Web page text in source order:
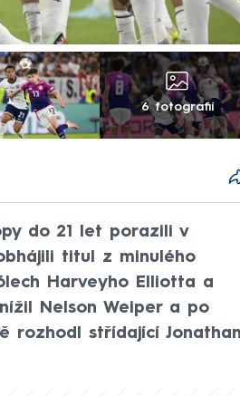
6 fotografií
do 21 let porazili v
titul z minulého
Harveyho Elliotta a
Nelson Weiper a po
rozhodl střídající Jonathan